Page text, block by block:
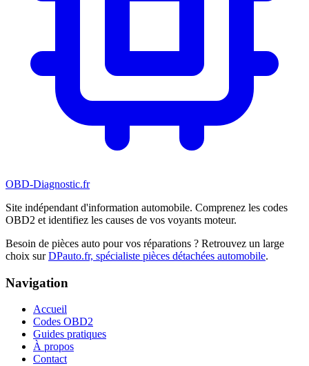
OBD-Diagnostic.fr
Site indépendant d'information automobile. Comprenez les codes
OBD2 et identifiez les causes de vos voyants moteur.
Besoin de pièces auto pour vos réparations ? Retrouvez un large
choix sur DPauto.fr, spécialiste pièces détachées automobile.
Navigation
Accueil
Codes OBD2
Guides pratiques
À propos
Contact